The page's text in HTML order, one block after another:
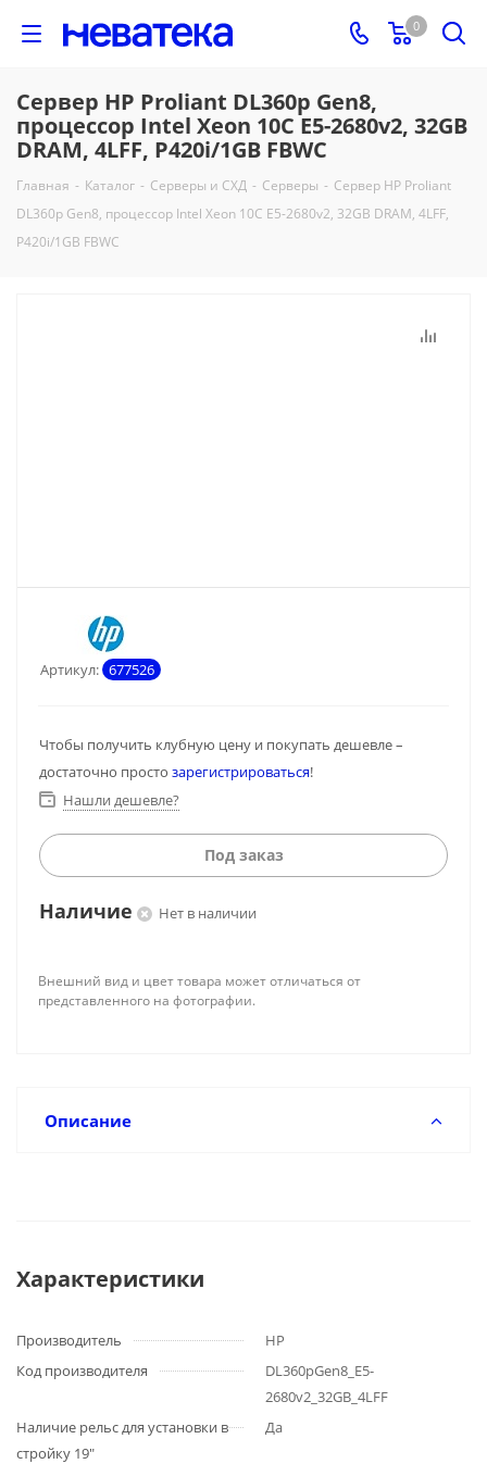
0
Сервер HP Proliant DL360p Gen8,
процессор Intel Xeon 10C E5-2680v2, 32GB
DRAM, 4LFF, P420i/1GB FBWC
Главная - Каталог - Серверы и СХД - Серверы - Сервер HP Proliant
DL360p Gen8, процессор Intel Xeon 10C E5-2680v2, 32GB DRAM, 4LFF,
P420i/1GB FBWC
Артикул: 677526
Чтобы получить клубную цену и покупать дешевле –
достаточно просто зарегистрироваться!
Нашли дешевле?
Под заказ
Наличие Нет в наличии
Внешний вид и цвет товара может отличаться от
представленного на фотографии.
Описание
Характеристики
Производитель
HP
Код производителя
DL360pGen8_E5-
2680v2_32GB_4LFF
Наличие рельс для установки в
стройку 19"
Да